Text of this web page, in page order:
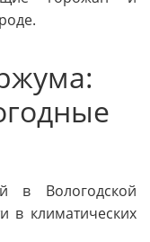
в Вологодской
в климатических